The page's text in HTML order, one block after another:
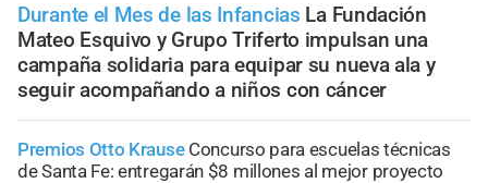
Durante el Mes de las Infancias La Fundación
Mateo Esquivo y Grupo Triferto impulsan una
campaña solidaria para equipar su nueva ala y
seguir acompañando a niños con cáncer
Premios Otto Krause Concurso para escuelas técnicas
de Santa Fe: entregarán $8 millones al mejor proyecto